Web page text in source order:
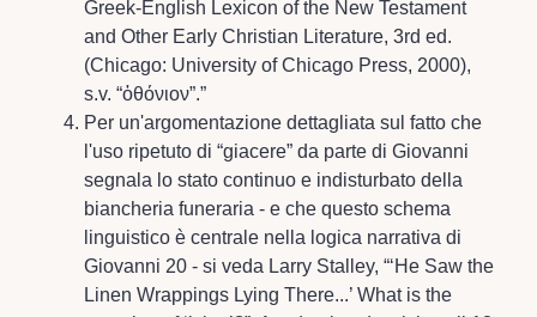
Greek-English Lexicon of the New Testament
and Other Early Christian Literature, 3rd ed.
(Chicago: University of Chicago Press, 2000),
s.v. “ὀθόνιον”.”
Per un'argomentazione dettagliata sul fatto che
l'uso ripetuto di “giacere” da parte di Giovanni
segnala lo stato continuo e indisturbato della
biancheria funeraria - e che questo schema
linguistico è centrale nella logica narrativa di
Giovanni 20 - si veda Larry Stalley, “‘He Saw the
Linen Wrappings Lying There...’ What is the